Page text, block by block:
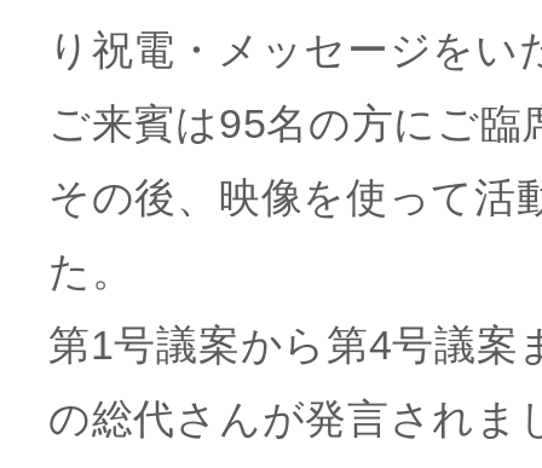
り祝電・メッセージをい
ご来賓は95名の方にご
その後、映像を使って活
た。
第1号議案から第4号議案
の総代さんが発言されま